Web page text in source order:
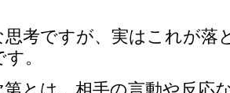
思考ですが、実はこれが落
。